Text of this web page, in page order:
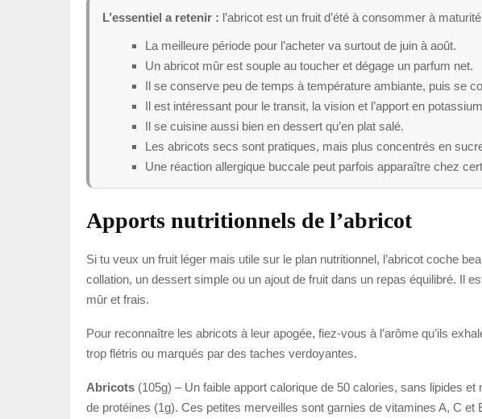
L’essentiel a retenir : l’abricot est un fruit d’été à consommer à
La meilleure période pour l’acheter va surtout de juin à août.
Un abricot mûr est souple au toucher et dégage un parfum net.
Il se conserve peu de temps à température ambiante, puis se
Il est intéressant pour le transit, la vision et l’apport en
Il se cuisine aussi bien en dessert qu’en plat salé.
Les abricots secs sont pratiques, mais plus concentrés en
Une réaction allergique buccale peut parfois apparaître chez
Apports nutritionnels de l’abricot
Si tu veux un fruit léger mais utile sur le plan nutritionnel, l’abricot coche
collation, un dessert simple ou un ajout de fruit dans un repas équilibré. Il
mûr et frais.
Pour reconnaître les abricots à leur apogée, fiez-vous à l’arôme qu’ils
trop flétris ou marqués par des taches verdoyantes.
Abricots (105g) – Un faible apport calorique de 50 calories, sans lipides
de protéines (1g). Ces petites merveilles sont garnies de vitamines A, C